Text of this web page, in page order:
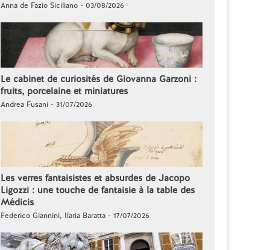
Anna de Fazio Siciliano - 03/08/2026
Le cabinet de curiosités de Giovanna Garzoni :
fruits, porcelaine et miniatures
Andrea Fusani - 31/07/2026
Les verres fantaisistes et absurdes de Jacopo
Ligozzi : une touche de fantaisie à la table des
Médicis
Federico Giannini, Ilaria Baratta - 17/07/2026